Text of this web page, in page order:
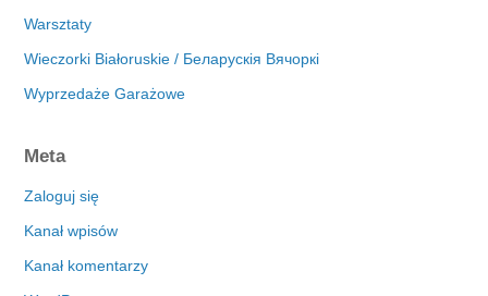
Warsztaty
Wieczorki Białoruskie / Беларускія Вячоркі
Wyprzedaże Garażowe
Meta
Zaloguj się
Kanał wpisów
Kanał komentarzy